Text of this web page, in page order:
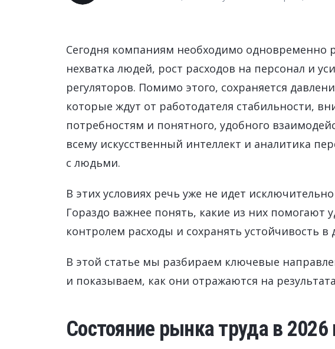
SAP AI
Управление расходами
Устойчивое развитие
Безопасность
Сегодня компаниям необходимо одновременно
нехватка людей, рост расходов на персонал и
регуляторов. Помимо этого, сохраняется
которые ждут от работодателя стабильности,
потребностям и понятного, удобного
всему искусственный интеллект и аналитика
с людьми.
В этих условиях речь уже не идет
Гораздо важнее понять, какие из них помогают
контролем расходы и сохранять устойчивость в
В этой статье мы разбираем ключевые
и показываем, как они отражаются на
Состояние рынка труда в 2026